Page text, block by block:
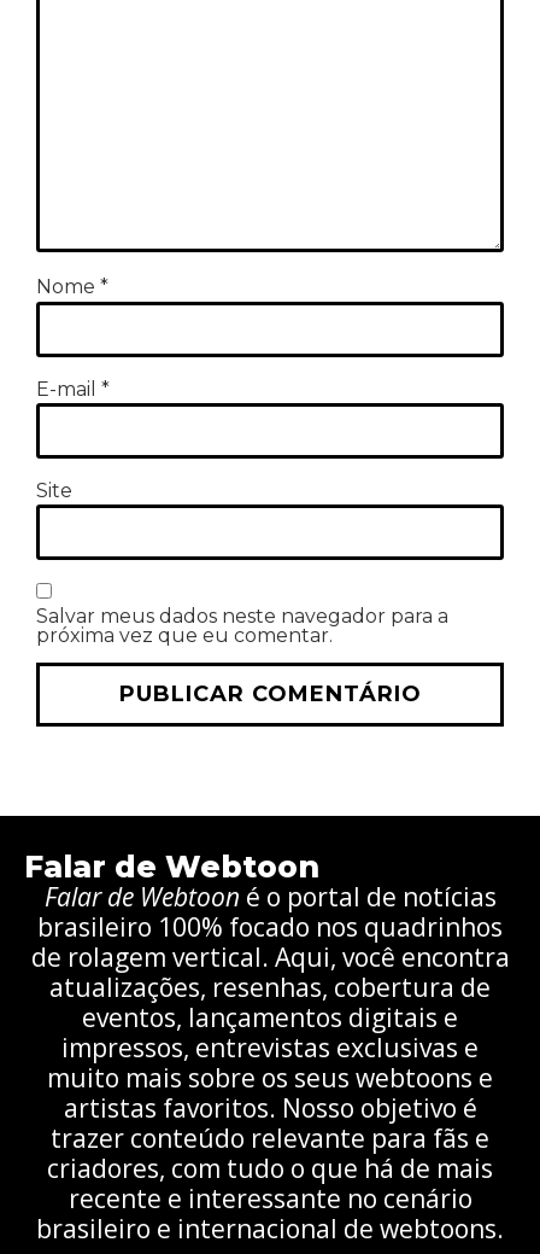
Nome *
E-mail *
Site
Salvar meus dados neste navegador para a
próxima vez que eu comentar.
Falar de Webtoon
Falar de Webtoon é o portal de notícias
brasileiro 100% focado nos quadrinhos
de rolagem vertical. Aqui, você encontra
atualizações, resenhas, cobertura de
eventos, lançamentos digitais e
impressos, entrevistas exclusivas e
muito mais sobre os seus webtoons e
artistas favoritos. Nosso objetivo é
trazer conteúdo relevante para fãs e
criadores, com tudo o que há de mais
recente e interessante no cenário
brasileiro e internacional de webtoons.